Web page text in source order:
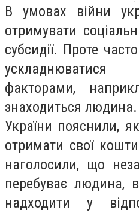
В умовах війни
отримувати
субсидії. Проте
ускладнюватися
факторами,
знаходиться
України пояснили,
отримати свої
наголосили, що
перебуває людина,
надходити у